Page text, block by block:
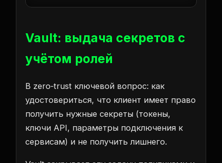
Vault: выдача секретов с
учётом ролей
В zero‑trust ключевой вопрос: как
удостовериться, что клиент имеет право
получить нужные секреты (токены,
ключи API, параметры подключения к
сервисам) и не получить лишнего.